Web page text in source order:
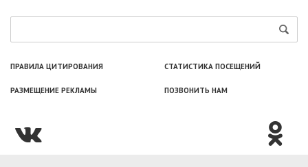
ПРАВИЛА ЦИТИРОВАНИЯ СТАТИСТИКА ПОСЕЩЕНИЙ
РАЗМЕЩЕНИЕ РЕКЛАМЫ ПОЗВОНИТЬ НАМ